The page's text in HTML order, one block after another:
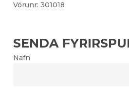
Vörunr: 301018
SENDA
Nafn